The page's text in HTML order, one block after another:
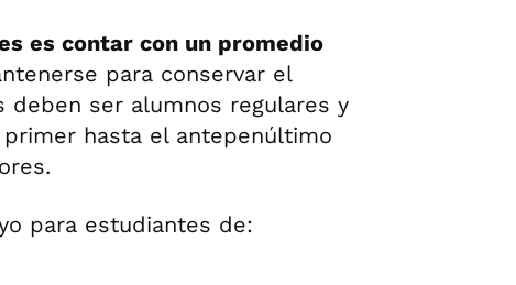
es contar con un promedio
para conservar el
deben ser alumnos regulares y
hasta el antepenúltimo
para estudiantes de: